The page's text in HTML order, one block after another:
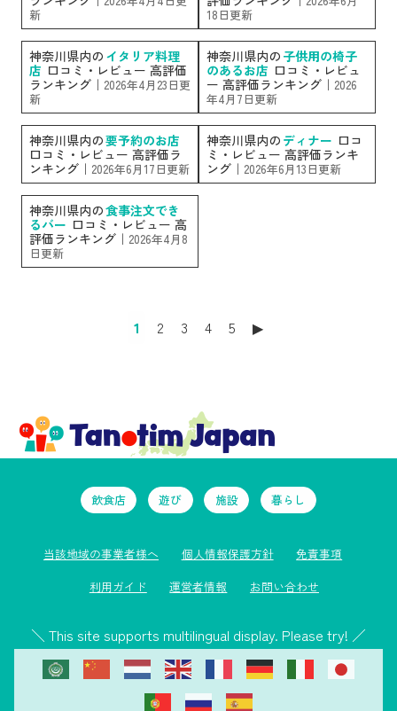
新
18日更新
神奈川県内の イタリア料理
店 口コミ・レビュー 高評価
ランキング｜ 2026年4月23日更
新
神奈川県内の 子供用の椅子
のあるお店 口コミ・レビュ
ー 高評価ランキング｜ 2026
年4月7日更新
神奈川県内の要予約のお店
口コミ・レビュー 高評価ラ
ンキング｜ 2026年6月17日更新
神奈川県内の ディナー 口コ
ミ・レビュー 高評価ランキ
ング｜ 2026年6月13日更新
神奈川県内の食事注文でき
るバー 口コミ・レビュー 高
評価ランキング｜ 2026年4月8
日更新
1 2 3 4 5 ▶︎
飲食店 遊び 施設 暮らし
当該地域の事業者様へ 個人情報保護方針
免責事項
利用ガイド
運営者情報 お問い合わせ
＼ This site supports multilingual display. Please try! ／